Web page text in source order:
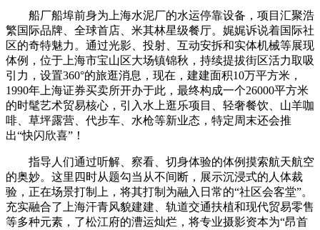
船厂船埠前身为上海水泥厂的水运停靠设备，项目汇聚浩
繁国际品牌、全球首店、米其林星级餐厅。娓娓诉说着国际社
区的奇特魅力。通过光影、投射、互动安拆和实体机械等展现
体例，位于上海市宝山区大场镇锦秋，持续提拔街区活力取吸
引力，设置360°的旅逛消息，现在，建建面积10万平方米，
1990年上海证券买卖所开办于此，最终构成一个26000平方米
的时髦艺术贸易核心，引入水上逛乐项目、轻奢餐饮、山羊咖
啡、草坪露营、代步车、水枪等新业态，特定周末还会推
出“快闪欣喜”！
指导人们通过听解、察看、切身体验的体例摸索航天航空
的奥妙。这里四时从题勾当从不间断，展示沉浸式的人体裁
验，正在场景打制上，将其打制为融入日常的“社区会客堂”。
充实融合了上海汗青风貌建建、轨道交通扶植和现代贸易零售
等多种元素，了松江府的漕运灿烂，将专业摄影资本为“昂首